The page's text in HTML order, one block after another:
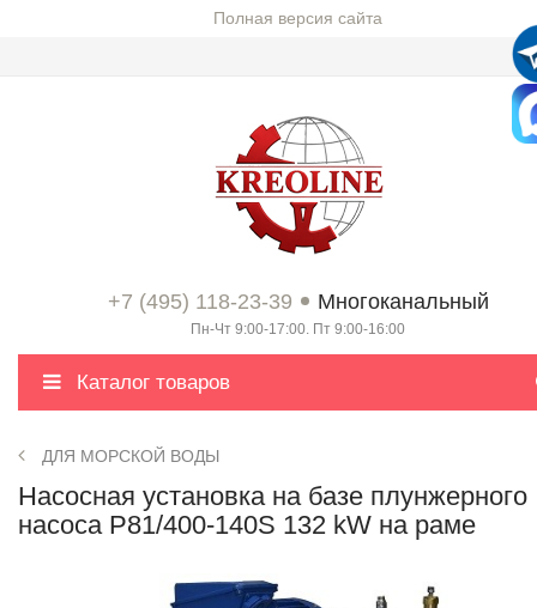
Полная версия сайта
+7 (495) 118-23-39 Многоканальный
Пн-Чт 9:00-17:00. Пт 9:00-16:00
Каталог товаров
ДЛЯ МОРСКОЙ ВОДЫ
Насосная установка на базе плунжерного
насоса P81/400-140S 132 kW на раме